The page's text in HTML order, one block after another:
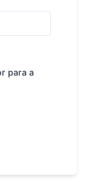
para a